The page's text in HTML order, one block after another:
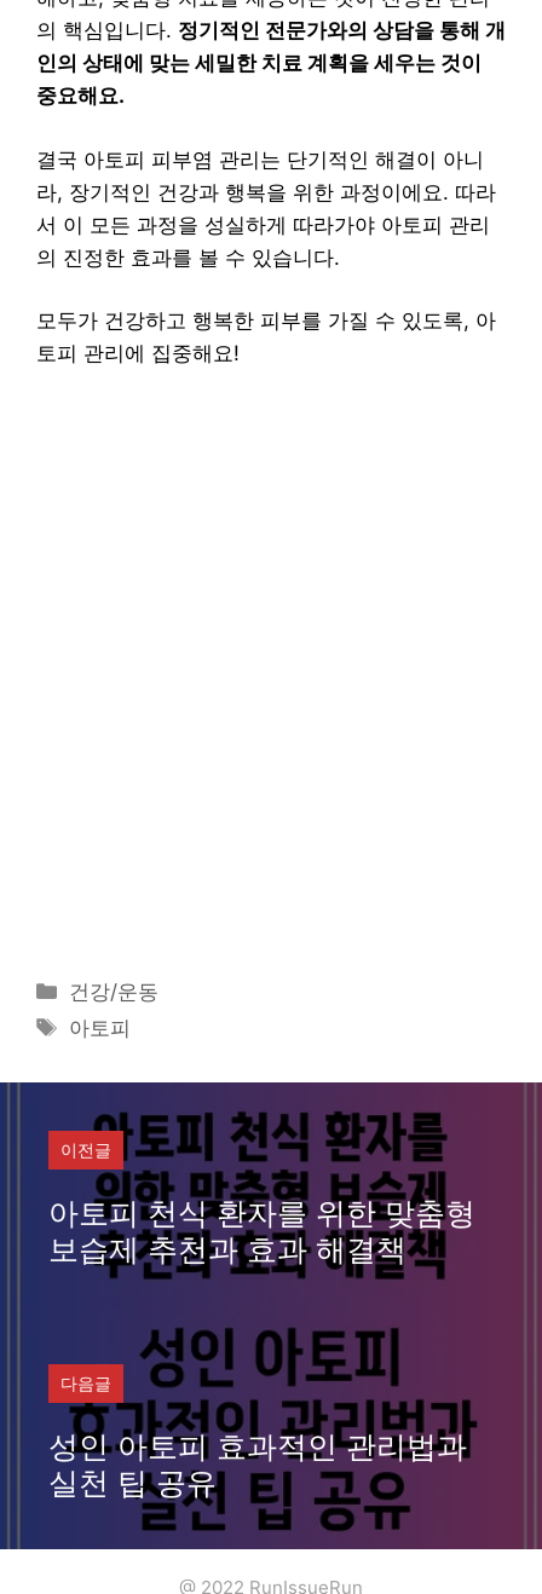
의 핵심입니다. 정기적인 전문가와의 상담을 통해 개
인의 상태에 맞는 세밀한 치료 계획을 세우는 것이
중요해요.
결국 아토피 피부염 관리는 단기적인 해결이 아니
라, 장기적인 건강과 행복을 위한 과정이에요. 따라
서 이 모든 과정을 성실하게 따라가야 아토피 관리
의 진정한 효과를 볼 수 있습니다.
모두가 건강하고 행복한 피부를 가질 수 있도록, 아
토피 관리에 집중해요!
카
테
리
건강/운동
태
아토피
이전글
아토피 천식 환자를 위한 맞춤형
보습제 추천과 효과 해결책
다음글
성인 아토피 효과적인 관리법과
실천 팁 공유
@ 2022 RunIssueRun